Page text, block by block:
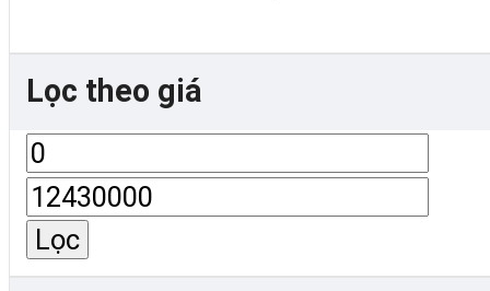
Lọc theo giá
Giá
thấp
nhất
Lọc